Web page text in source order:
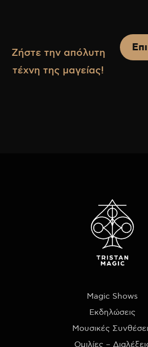
Ζήστε την απόλυτη
τέχνη της μαγείας!
Magic Shows
Εκδηλώσεις
Μουσικές
Ομιλίες –